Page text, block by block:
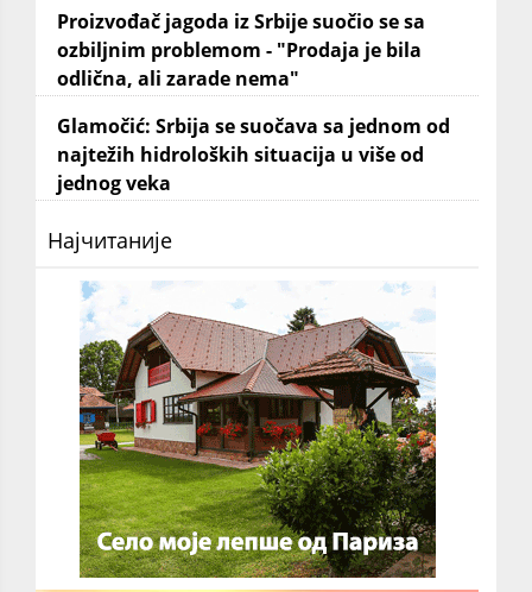
Proizvođač jagoda iz Srbije suočio se sa
ozbiljnim problemom - "Prodaja je bila
odlična, ali zarade nema"
Glamočić: Srbija se suočava sa jednom od
najtežih hidroloških situacija u više od
jednog veka
Најчитаније